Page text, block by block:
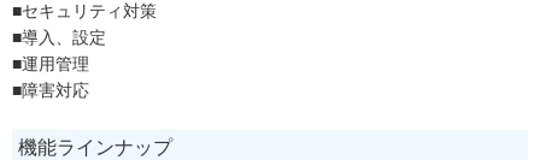
■セキュリティ対策
■導入、設定
■運用管理
■障害対応
機能ラインナップ